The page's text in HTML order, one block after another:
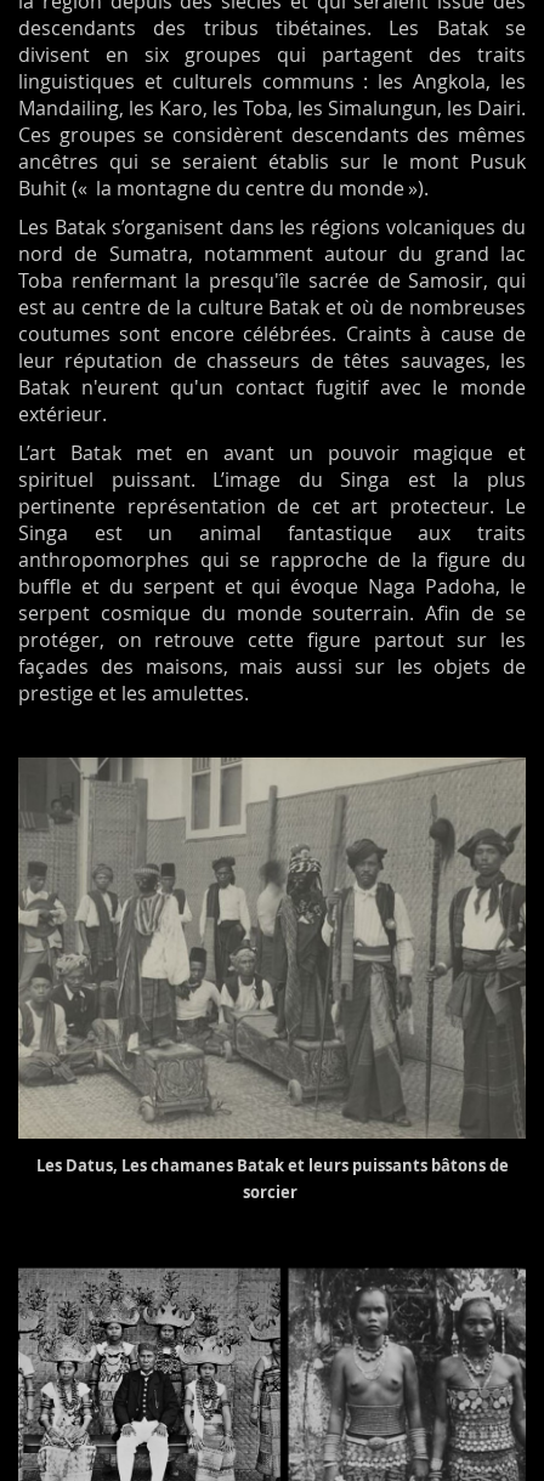
descendants des tribus tibétaines. Les Batak se
divisent en six groupes qui partagent des traits
linguistiques et culturels communs : les Angkola, les
Mandailing, les Karo, les Toba, les Simalungun, les Dairi.
Ces groupes se considèrent descendants des mêmes
ancêtres qui se seraient établis sur le mont Pusuk
Buhit (« la montagne du centre du monde »).
Les Batak s’organisent dans les régions volcaniques du
nord de Sumatra, notamment autour du grand lac
Toba renfermant la presqu'île sacrée de Samosir, qui
est au centre de la culture Batak et où de nombreuses
coutumes sont encore célébrées. Craints à cause de
leur réputation de chasseurs de têtes sauvages, les
Batak n'eurent qu'un contact fugitif avec le monde
extérieur.
L’art Batak met en avant un pouvoir magique et
spirituel puissant. L’image du Singa est la plus
pertinente représentation de cet art protecteur. Le
Singa est un animal fantastique aux traits
anthropomorphes qui se rapproche de la figure du
buffle et du serpent et qui évoque Naga Padoha, le
serpent cosmique du monde souterrain. Afin de se
protéger, on retrouve cette figure partout sur les
façades des maisons, mais aussi sur les objets de
prestige et les amulettes.
Les Datus, Les chamanes Batak et leurs puissants bâtons de
sorcier